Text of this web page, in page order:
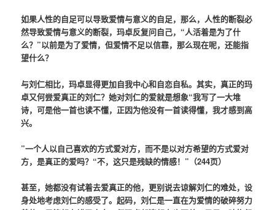
如果人性的自足可以导致爱情与意义的自足，那么，人性的断裂必
然导致爱情与意义的断裂，玛卓反复问自己，“人活着是为了什
么？”以前是为了爱情，但爱情不足以信靠，那么现在呢，还能指
望什么？
与刘仁相比，玛卓显得更加自我中心和自恋自私。其实，真正的玛
卓又何尝爱真正的刘仁？她对刘仁的爱就是想象“我写了一大堆
诗，可是他一首也读不懂，正因为他没有一首读得懂，我才感到高
兴。
”一个人以自己喜欢的方式爱对方，而不是以对方希望的方式爱对
方，是真正的爱吗？“不，这只是残缺的情感！”（244页）
甚至，她都没有试着去爱真正的他，更别说去谅解刘仁的难处，设
身处地考虑刘仁的感受了。起码，刘仁是一直在为爱情的破碎努力